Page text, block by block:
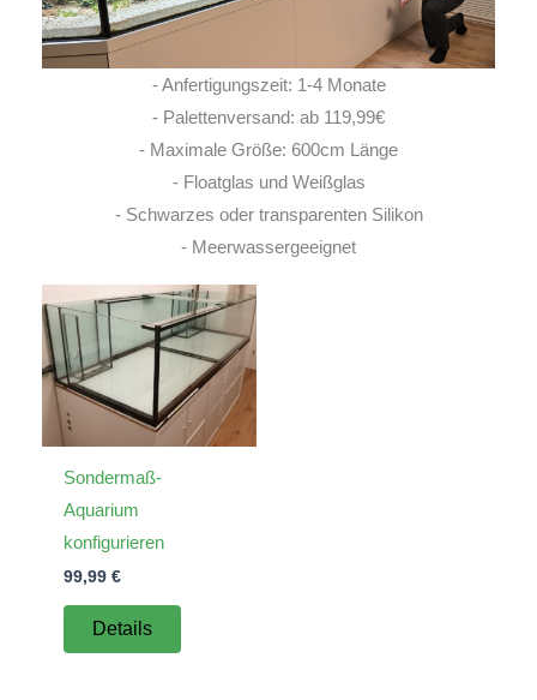
- Anfertigungszeit: 1-4 Monate
- Palettenversand: ab 119,99€
- Maximale Größe: 600cm Länge
- Floatglas und Weißglas
- Schwarzes oder transparenten Silikon
- Meerwassergeeignet
Sondermaß-
Aquarium
konfigurieren
99,99 €
Details